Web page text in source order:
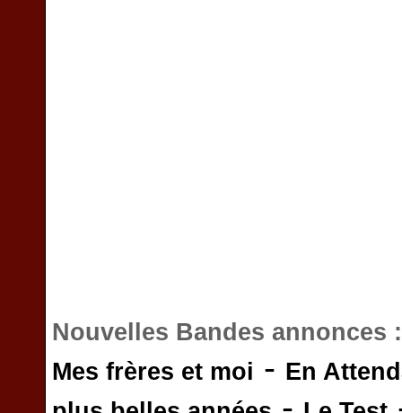
Nouvelles Bandes annonces
Mes frères et moi - En